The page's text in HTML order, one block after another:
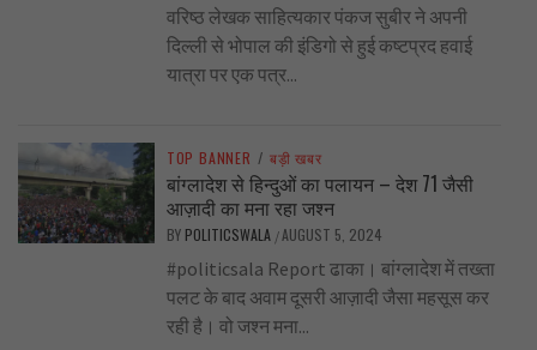
वरिष्ठ लेखक साहित्यकार पंकज सुबीर ने अपनी
दिल्ली से भोपाल की इंडिगो से हुई कष्टप्रद हवाई
यात्रा पर एक पत्र...
TOP BANNER / बड़ी खबर
बांग्लादेश से हिन्दुओं का पलायन – देश 71 जैसी
आज़ादी का मना रहा जश्न
BY POLITICSWALA /AUGUST 5, 2024
#politicsala Report ढाका। बांग्लादेश में तख्ता
पलट के बाद अवाम दूसरी आज़ादी जैसा महसूस कर
रही है। वो जश्न मना...